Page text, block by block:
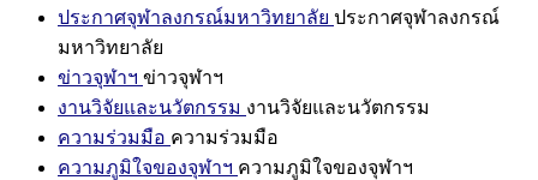
ประกาศจุฬาลงกรณ์มหาวิทยาลัย ประกาศจุฬาลงกรณ์
มหาวิทยาลัย
ข่าวจุฬาฯ ข่าวจุฬาฯ
งานวิจัยและนวัตกรรม งานวิจัยและนวัตกรรม
ความร่วมมือ ความร่วมมือ
ความภูมิใจของจุฬาฯ ความภูมิใจของจุฬาฯ